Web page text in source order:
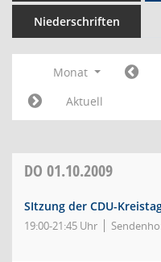
Niederschriften
Monat
Aktuell
DO 01.10.2009
SItzung der CDU-
19:00-21:45 Uhr